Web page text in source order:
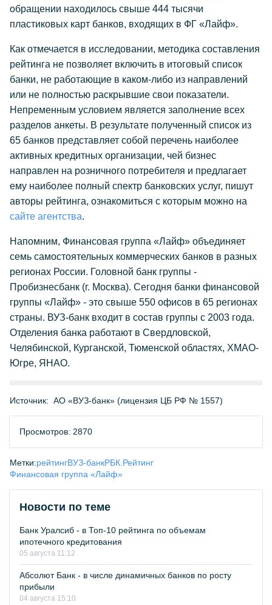
обращении находилось свыше 444 тысячи
пластиковых карт банков, входящих в ФГ «Лайф».
Как отмечается в исследовании, методика составления
рейтинга не позволяет включить в итоговый список
банки, не работающие в каком-либо из направлений
или не полностью раскрывшие свои показатели.
Непременным условием является заполнение всех
разделов анкеты. В результате полученный список из
65 банков представляет собой перечень наиболее
активных кредитных организации, чей бизнес
направлен на розничного потребителя и предлагает
ему наиболее полный спектр банковских услуг, пишут
авторы рейтинга, ознакомиться с которым можно на
сайте агентства.
Напомним, Финансовая группа «Лайф» объединяет
семь самостоятельных коммерческих банков в разных
регионах России. Головной банк группы -
Пробизнесбанк (г. Москва). Сегодня банки финансовой
группы «Лайф» - это свыше 550 офисов в 65 регионах
страны. ВУЗ-банк входит в состав группы с 2003 года.
Отделения банка работают в Свердловской,
Челябинской, Курганской, Тюменской областях, ХМАО-
Югре, ЯНАО.
Источник: АО «ВУЗ-банк» (лицензия ЦБ РФ № 1557)
Просмотров: 2870
Метки:рейтингВУЗ-банкРБК.Рейтинг
Финансовая группа «Лайф»
Новости по теме
Банк Уралсиб - в Топ-10 рейтинга по объемам
ипотечного кредитования
05 августа 11:12
Абсолют Банк - в числе динамичных банков по росту
прибыли
04 августа 15:10